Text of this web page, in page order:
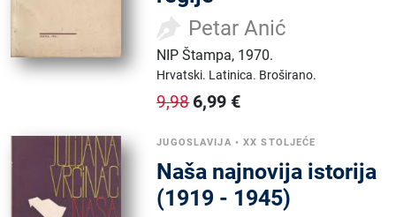
Petar Anić
NIP Štampa, 1970.
Hrvatski. Latinica. Broširano.
9,98 6,99 €
JUGOSLAVIJA •XX STOLJEĆE
Naša najnovija istorija
(1919 - 1945)